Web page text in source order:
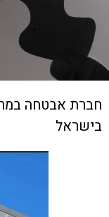
חברת אבטחה
בישראל